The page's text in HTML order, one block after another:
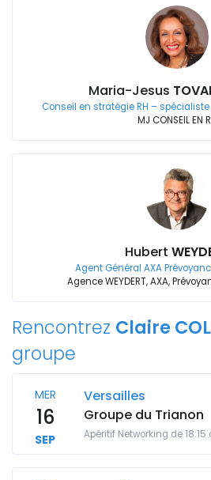
Maria-Jesus
Conseil en stratégie RH – spécialiste
MJ CONSEIL EN
Hubert
Agent Général AXA
Agence WEYDERT, AXA,
Rencontrez Claire
groupe
MER
16
SEP
Versailles
Groupe du Trianon
Apéritif Networking de 18:15